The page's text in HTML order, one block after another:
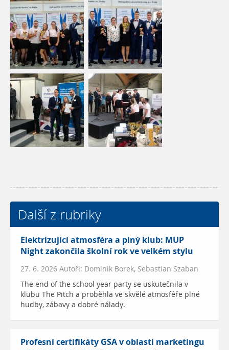
Další z rubriky
Elektrizující atmosféra a plný klub: MUP
Night zakončila školní rok ve velkém stylu
27. 6. 2026 Autoři: Dominik Borek, Sebastian Szaban
The end of the school year party se uskutečnila v
klubu The Pitch a proběhla ve skvělé atmosféře plné
hudby, zábavy a dobré nálady.
Profesní certifikáty GSA v oblasti marketingu